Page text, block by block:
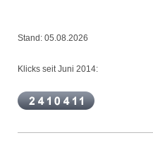
Stand: 05.08.2026
Klicks seit Juni 2014: